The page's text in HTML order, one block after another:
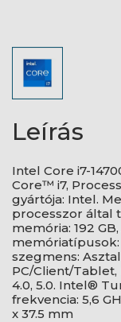
Leírás
Intel Core i7-
Core™ i7,
gyártója: Intel.
processzor által
memória: 192
memóriatípusok:
szegmens:
PC/Client/
4.0, 5.0. Intel®
frekvencia: 5,6
x 37.5 mm